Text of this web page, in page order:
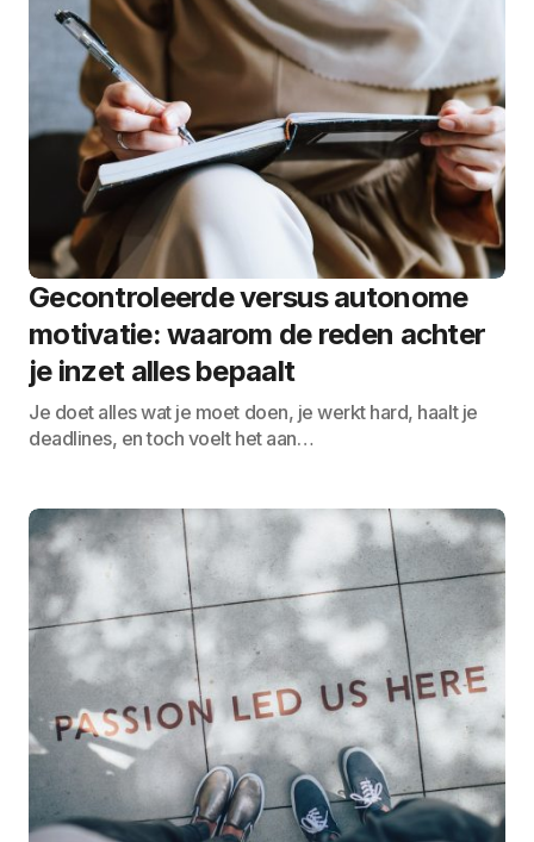
Gecontroleerde versus autonome
motivatie: waarom de reden achter
je inzet alles bepaalt
Je doet alles wat je moet doen, je werkt hard, haalt je
deadlines, en toch voelt het aan…